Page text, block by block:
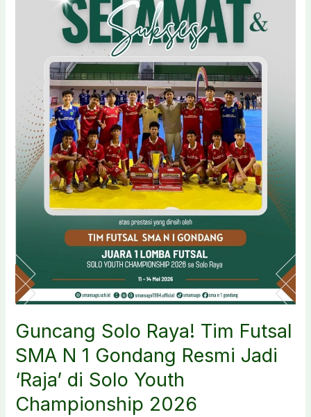
Guncang Solo Raya! Tim Futsal
SMA N 1 Gondang Resmi Jadi
‘Raja’ di Solo Youth
Championship 2026